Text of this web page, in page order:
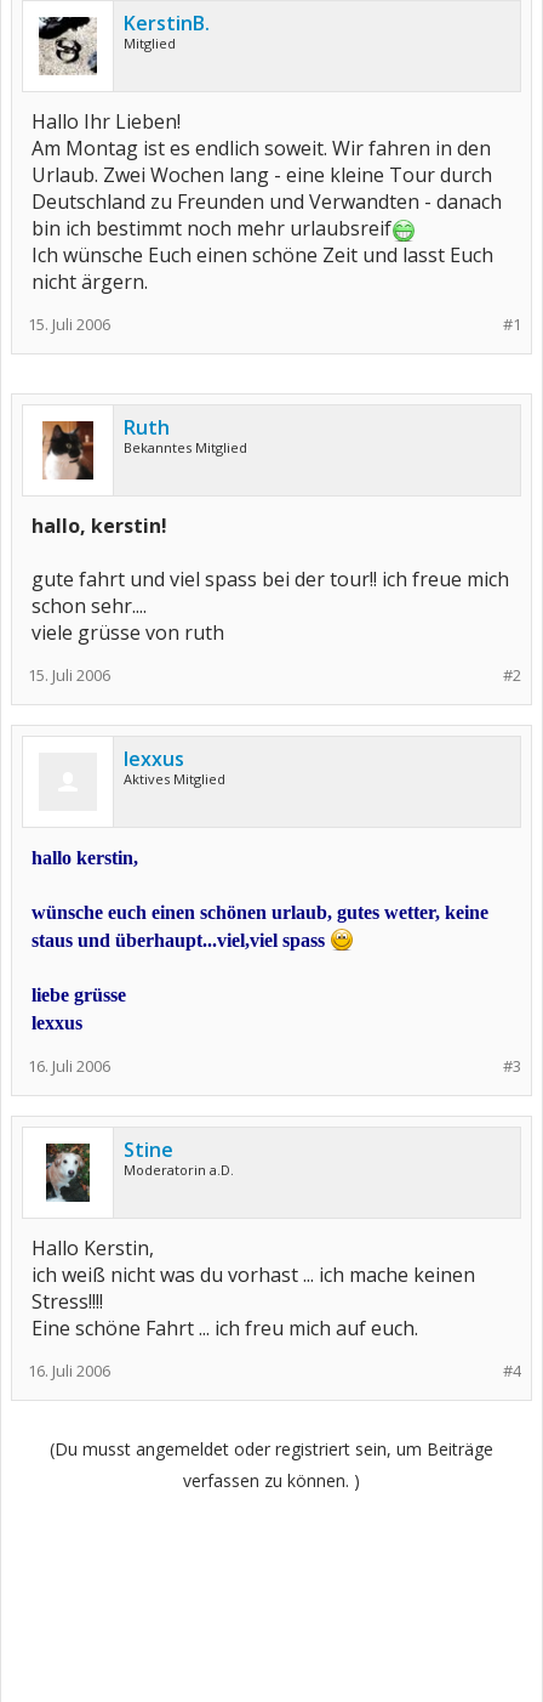
KerstinB.
Mitglied
Hallo Ihr Lieben!
Am Montag ist es endlich soweit. Wir fahren in den
Urlaub. Zwei Wochen lang - eine kleine Tour durch
Deutschland zu Freunden und Verwandten - danach
bin ich bestimmt noch mehr urlaubsreif
Ich wünsche Euch einen schöne Zeit und lasst Euch
nicht ärgern.
#1
15. Juli 2006
Ruth
Bekanntes Mitglied
hallo, kerstin!
gute fahrt und viel spass bei der tour!! ich freue mich
schon sehr....
viele grüsse von ruth
#2
15. Juli 2006
lexxus
Aktives Mitglied
hallo kerstin,
wünsche euch einen schönen urlaub, gutes wetter, keine
staus und überhaupt...viel,viel spass
liebe grüsse
lexxus
#3
16. Juli 2006
Stine
Moderatorin a.D.
Hallo Kerstin,
ich weiß nicht was du vorhast ... ich mache keinen
Stress!!!!
Eine schöne Fahrt ... ich freu mich auf euch.
#4
16. Juli 2006
(Du musst angemeldet oder registriert sein, um Beiträge
verfassen zu können. )